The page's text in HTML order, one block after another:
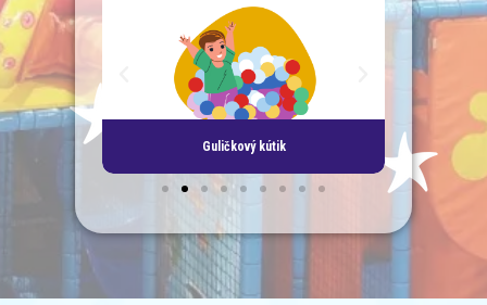
Guličkový kútik